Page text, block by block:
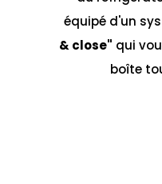
équipé d'un
& close" qui
boîte